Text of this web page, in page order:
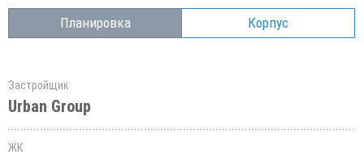
Планировка Корпус
Застройщик
Urban Group
ЖК